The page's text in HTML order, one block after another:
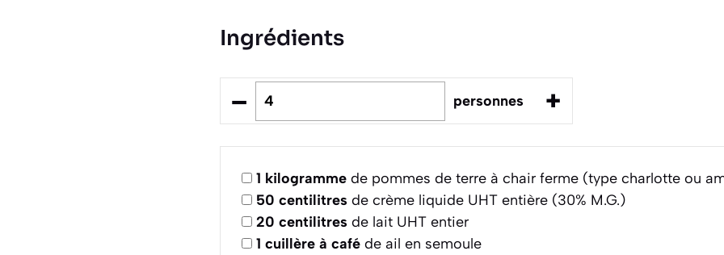
Ingrédients
– personnes +
1 kilogramme de pommes de terre à chair ferme (type charlotte ou
50 centilitres de crème liquide UHT entière (30% M.G.)
20 centilitres de lait UHT entier
1 cuillère à café de ail en semoule